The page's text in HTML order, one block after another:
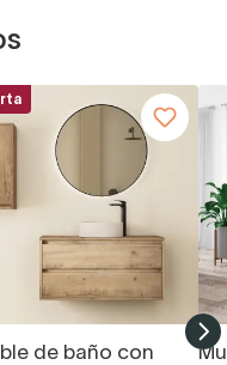
de baño con